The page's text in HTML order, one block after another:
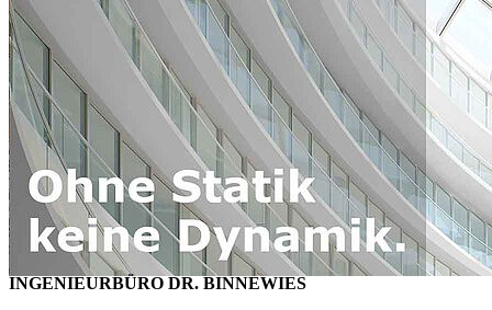
INGENIEURBÜRO DR. BINNEWIES